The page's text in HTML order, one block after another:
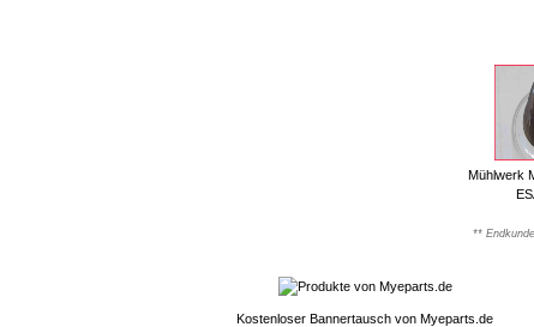
Mühlwerk
**
Kostenloser Bannertausch von Myeparts.de